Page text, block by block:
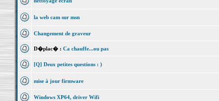
la web cam sur msn
Changement de graveur
D�plac� : Ca chauffe...ou pas
[Q] Deux petites questions : )
mise à jour firmware
Windows XP64, driver Wifi